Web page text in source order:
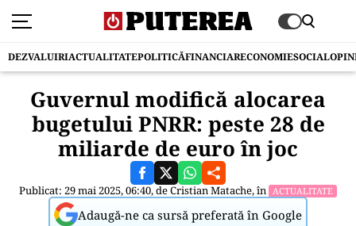
DEZVALUIRIACTUALITATEPOLITICĂFINANCIARECONOMIESOCIAL
Guvernul modifică alocarea
bugetului PNRR: peste 28 de
miliarde de euro în joc
Publicat: 29 mai 2025, 06:40, deCristian Matache, în ACTUALITATE
Adaugă-ne ca sursă preferată în Google